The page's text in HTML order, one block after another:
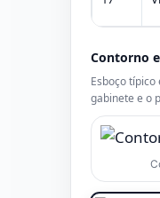
Contorno
Esboço
gabinete e o